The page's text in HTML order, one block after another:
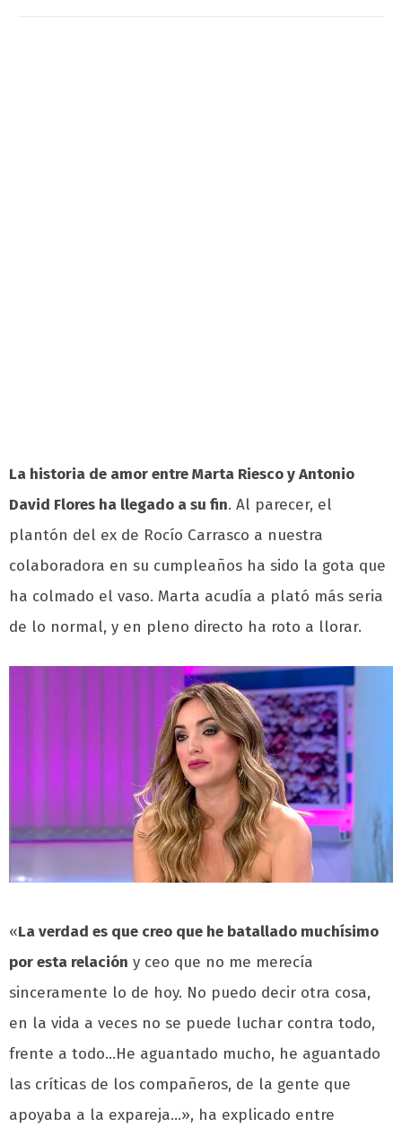
La historia de amor entre Marta Riesco y Antonio
David Flores ha llegado a su fin. Al parecer, el
plantón del ex de Rocío Carrasco a nuestra
colaboradora en su cumpleaños ha sido la gota que
ha colmado el vaso. Marta acudía a plató más seria
de lo normal, y en pleno directo ha roto a llorar.
«La verdad es que creo que he batallado muchísimo
por esta relación y ceo que no me merecía
sinceramente lo de hoy. No puedo decir otra cosa,
en la vida a veces no se puede luchar contra todo,
frente a todo…He aguantado mucho, he aguantado
las críticas de los compañeros, de la gente que
apoyaba a la expareja…», ha explicado entre